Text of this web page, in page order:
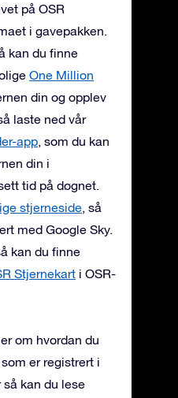
på OSR
i gavepakken.
kan du finne
One Million
din og opplev
laste ned vår
app, som du kan
din i
tid på døgnet.
stjerneside, så
med Google Sky.
kan du finne
Stjernekart i OSR-
om hvordan du
er registrert i
kan du lese